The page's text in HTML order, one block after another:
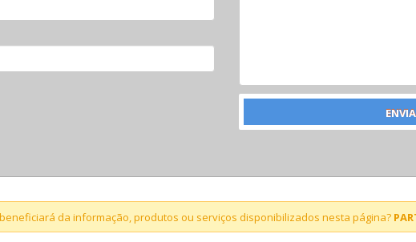
da informação, produtos ou serviços disponibilizados nesta página?